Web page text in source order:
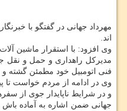
مهرداد جهانی در گفتگو با
اند.
وی افزود: با استقرار ماشین
مدیرکل راهداری و حمل و نقل
فنی اتومبیل خود مطمئن گشته و
و در شرایط ناپایدار جوی از
جهانی ضمن اشاره به آماده باش بیشتر از ۳۸۰ نفر راننده و راهدار